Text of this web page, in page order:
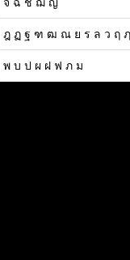
ฎ ฏ ฐ ฑ ฒ ณ ย ร ล ว ฤ ฦ
พ บ ป ผ ฝ ฟ ภ ม